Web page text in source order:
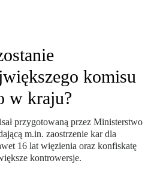
komisu
w kraju?
przygotowaną przez Ministerstwo
m.in. zaostrzenie kar dla
16 lat więzienia oraz konfiskatę
kontrowersje.